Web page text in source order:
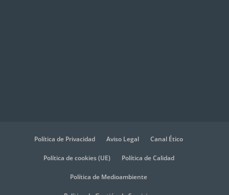
Política de Privacidad Aviso Legal Canal Ético
Política de cookies (UE) Política de Calidad
Política de Medioambiente